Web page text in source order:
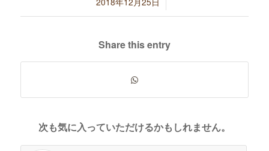
Share this entry
次も気に入っていただけるかもしれません。